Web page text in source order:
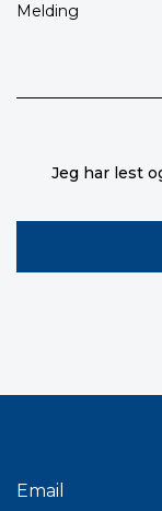
Jeg har lest